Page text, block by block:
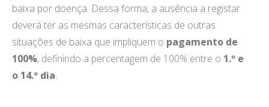
baixa por doença. Dessa forma, a ausência a registar
deverá ter as mesmas características de outras
situações de baixa que impliquem o pagamento de
100%, definindo a percentagem de 100% entre o 1.º e
o 14.º dia.